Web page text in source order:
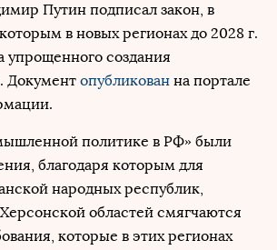
Путин подписал закон, в
в новых регионах до 2028 г.
упрощенного создания
Документ опубликован на портале
политике в РФ» были
благодаря которым для
народных республик,
областей смягчаются
которые в этих регионах